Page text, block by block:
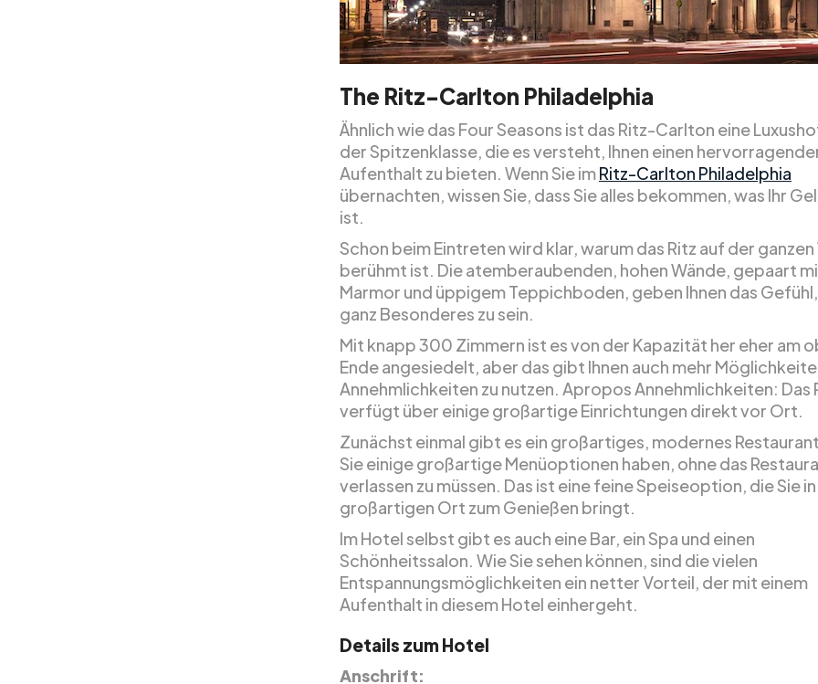
The Ritz-Carlton Philadelphia
Ähnlich wie das Four Seasons ist das Ritz-Carlton eine
der Spitzenklasse, die es versteht, Ihnen einen
Aufenthalt zu bieten. Wenn Sie imRitz-Carlton Philadelphia
übernachten, wissen Sie, dass Sie alles bekommen, was Ihr
ist.
Schon beim Eintreten wird klar, warum das Ritz auf der
berühmt ist. Die atemberaubenden, hohen Wände, gepaart
Marmor und üppigem Teppichboden, geben Ihnen das
ganz Besonderes zu sein.
Mit knapp 300 Zimmern ist es von der Kapazität her eher am
Ende angesiedelt, aber das gibt Ihnen auch mehr
Annehmlichkeiten zu nutzen. Apropos Annehmlichkeiten: Das
verfügt über einige großartige Einrichtungen direkt vor Ort.
Zunächst einmal gibt es ein großartiges, modernes
Sie einige großartige Menüoptionen haben, ohne das
verlassen zu müssen. Das ist eine feine Speiseoption, die Sie
großartigen Ort zum Genießen bringt.
Im Hotel selbst gibt es auch eine Bar, ein Spa und einen
Schönheitssalon. Wie Sie sehen können, sind die vielen
Entspannungsmöglichkeiten ein netter Vorteil, der mit einem
Aufenthalt in diesem Hotel einhergeht.
Details zum Hotel
Anschrift: